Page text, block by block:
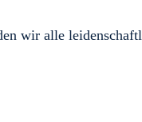
wir alle